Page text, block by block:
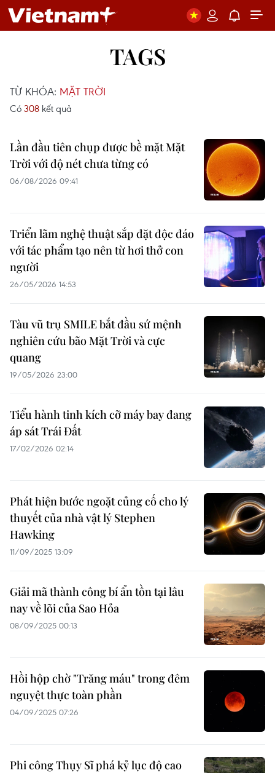
TAGS
TỪ KHÓA: MẶT TRỜI
Có 308 kết quả
Lần đầu tiên chụp được bề mặt Mặt
Trời với độ nét chưa từng có
06/08/2026 09:41
Triển lãm nghệ thuật sắp đặt độc đáo
với tác phẩm tạo nên từ hơi thở con
người
26/05/2026 14:53
Tàu vũ trụ SMILE bắt đầu sứ mệnh
nghiên cứu bão Mặt Trời và cực
quang
19/05/2026 23:00
Tiểu hành tinh kích cỡ máy bay đang
áp sát Trái Đất
17/02/2026 02:14
Phát hiện bước ngoặt củng cố cho lý
thuyết của nhà vật lý Stephen
Hawking
11/09/2025 13:09
Giải mã thành công bí ẩn tồn tại lâu
nay về lõi của Sao Hỏa
08/09/2025 00:13
Hồi hộp chờ "Trăng máu" trong đêm
nguyệt thực toàn phần
04/09/2025 07:26
Phi công Thụy Sĩ phá kỷ lục độ cao